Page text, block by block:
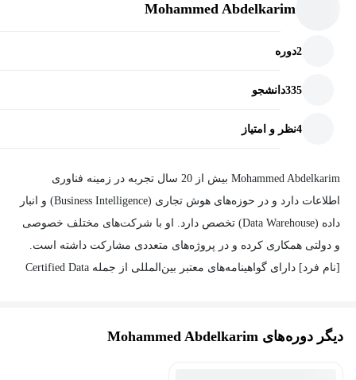
Mohammed Abdelkarim
2دوره
335دانشجو
4نظر و امتیاز
Mohammed Abdelkarim بیش از 20 سال تجربه در زمینه فناوری
اطلاعات دارد و در حوزه‌های هوش تجاری (Business Intelligence) و انبار
داده (Data Warehouse) تخصص دارد. او با شرکت‌های مختلف خصوصی
و دولتی همکاری کرده و در پروژه‌های متعددی مشارکت داشته است.
[نام فرد] دارای گواهینامه‌های معتبر بین‌المللی از جمله Certified Data
Specialist، Tableau Desktop Specialist، Microsoft Certified Solution
دیگر دوره‌های Mohammed Abdelkarim